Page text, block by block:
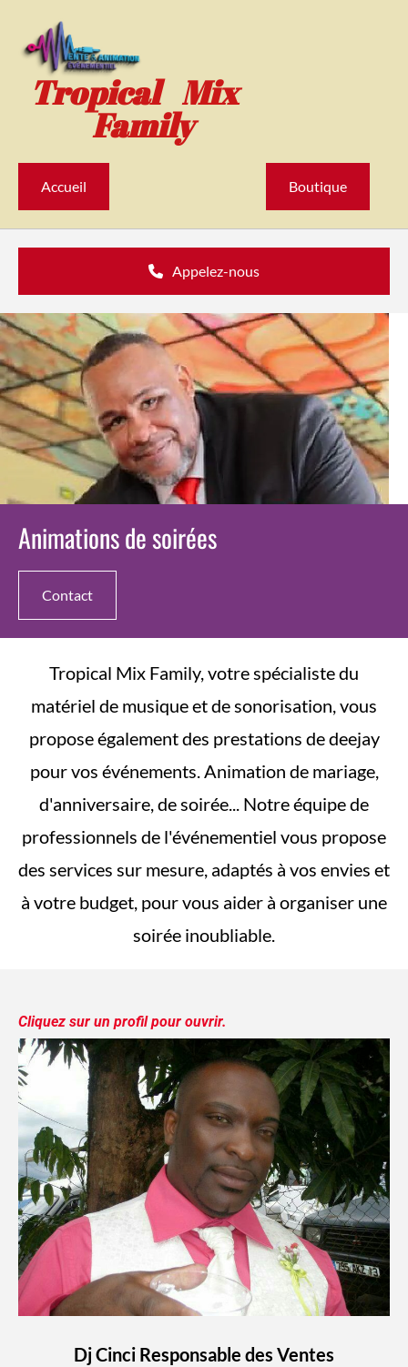
Tropical Mix
Family
Accueil Boutique
Appelez-nous
Animations de soirées
Contact
Tropical Mix Family, votre spécialiste du
matériel de musique et de sonorisation, vous
propose également des prestations de deejay
pour vos événements. Animation de mariage,
d'anniversaire, de soirée... Notre équipe de
professionnels de l'événementiel vous propose
des services sur mesure, adaptés à vos envies et
à votre budget, pour vous aider à organiser une
soirée inoubliable.
Cliquez sur un profil pour ouvrir.
Dj Cinci Responsable des Ventes